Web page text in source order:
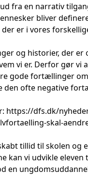
fra en narrativ
bliver
der er i vores
og historier, der er
vi er. Derfor gør vi
gode fortællinger
den ofte negative
https://dfs.dk/
skal-
tillid til skolen og
kan vi udvikle eleven
en